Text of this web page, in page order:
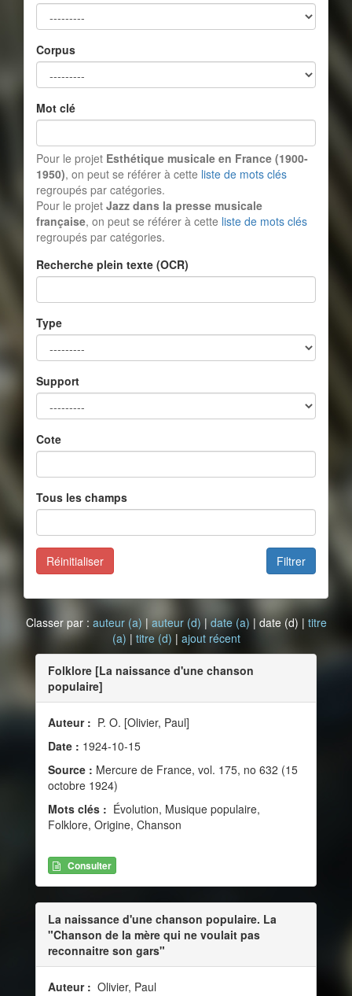
Corpus
Mot clé
Pour le projet Esthétique musicale en France (1900-
1950), on peut se référer à cette liste de mots clés
regroupés par catégories.
Pour le projet Jazz dans la presse musicale
française, on peut se référer à cette liste de mots clés
regroupés par catégories.
Recherche plein texte (OCR)
Type
Support
Cote
Tous les champs
Filtrer
Réinitialiser
Classer par : auteur (a) |auteur (d) |date (a) | date (d) | titre
(a) | titre (d) | ajout récent
Folklore [La naissance d'une chanson
populaire]
Auteur : P. O. [Olivier, Paul]
Date : 1924-10-15
Source : Mercure de France, vol. 175, no 632 (15
octobre 1924)
Mots clés : Évolution, Musique populaire,
Folklore, Origine, Chanson
Consulter
La naissance d'une chanson populaire. La
"Chanson de la mère qui ne voulait pas
reconnaitre son gars"
Auteur : Olivier, Paul